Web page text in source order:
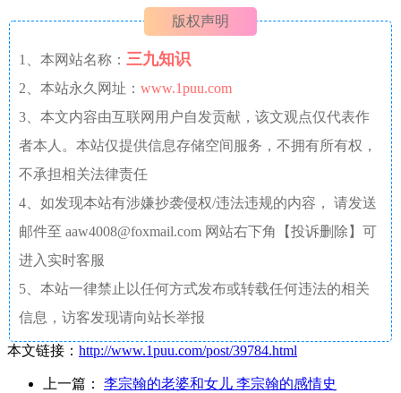
版权声明
1、本网站名称： 三九知识
2、本站永久网址： www.1puu.com
3、本文内容由互联网用户自发贡献，该文观点仅代表作
者本人。本站仅提供信息存储空间服务，不拥有所有权，
不承担相关法律责任
4、如发现本站有涉嫌抄袭侵权/违法违规的内容， 请发送
邮件至 aaw4008@foxmail.com 网站右下角【投诉删除】可
进入实时客服
5、本站一律禁止以任何方式发布或转载任何违法的相关
信息，访客发现请向站长举报
本文链接： http://www.1puu.com/post/39784.html
上一篇： 李宗翰的老婆和女儿 李宗翰的感情史